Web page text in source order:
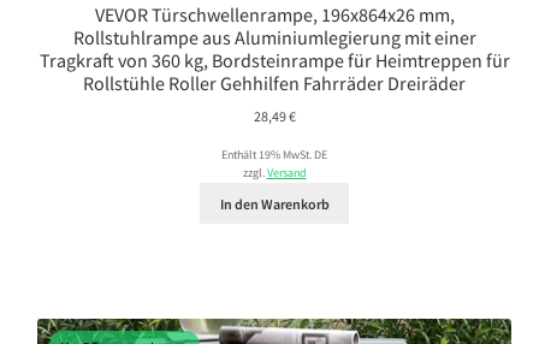
VEVOR Türschwellenrampe, 196x864x26 mm,
Rollstuhlrampe aus Aluminiumlegierung mit einer
Tragkraft von 360 kg, Bordsteinrampe für Heimtreppen für
Rollstühle Roller Gehhilfen Fahrräder Dreiräder
28,49€
Enthält 19% MwSt. DE
zzgl.Versand
In den Warenkorb